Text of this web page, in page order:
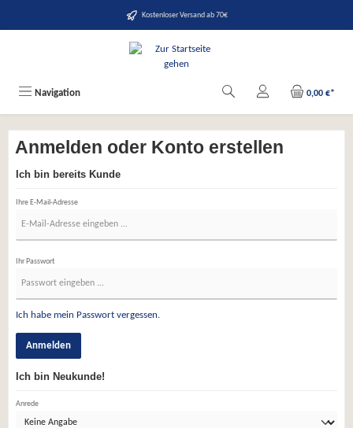
Kostenloser Versand ab 70€
Navigation 0,00 €*
Anmelden oder Konto erstellen
Ich bin bereits Kunde
Ihre E-Mail-Adresse
Ihr Passwort
Ich habe mein Passwort vergessen.
Anmelden
Ich bin Neukunde!
Persönliche Informationen
Anrede